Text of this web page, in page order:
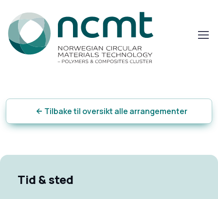
Tilbake til oversikt alle arrangementer
Tid & sted